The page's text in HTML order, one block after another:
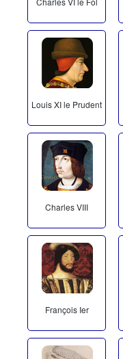
Louis XI le Prudent
Charles VIII
François Ier